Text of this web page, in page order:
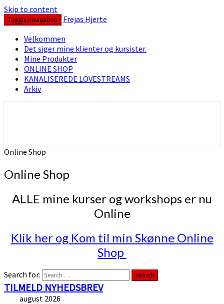
Skip to content
Toggle navigation
Frejas Hjerte
Velkommen
Det siger mine klienter og kursister.
Mine Produkter
ONLINE SHOP
KANALISEREDE LOVESTREAMS
Arkiv
Online Shop
Online Shop
ALLE mine kurser og workshops er nu
Online
Klik her og Kom til min Skønne Online
Shop
Search for: Search
TILMELD NYHEDSBREV
august 2026